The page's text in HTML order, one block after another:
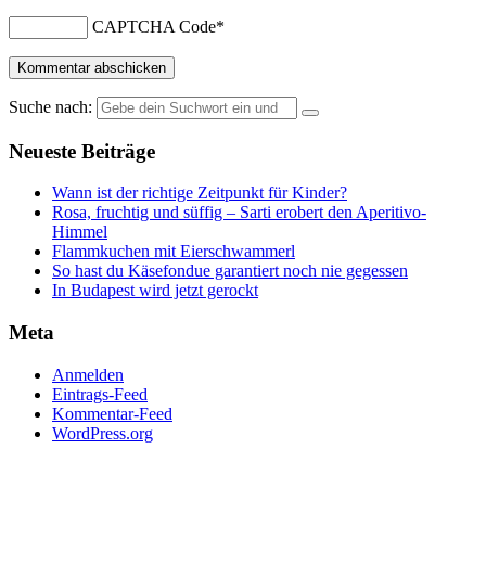
CAPTCHA Code*
Suche nach:
Neueste Beiträge
Wann ist der richtige Zeitpunkt für Kinder?
Rosa, fruchtig und süffig – Sarti erobert den Aperitivo-
Himmel
Flammkuchen mit Eierschwammerl
So hast du Käsefondue garantiert noch nie gegessen
In Budapest wird jetzt gerockt
Meta
Anmelden
Eintrags-Feed
Kommentar-Feed
WordPress.org